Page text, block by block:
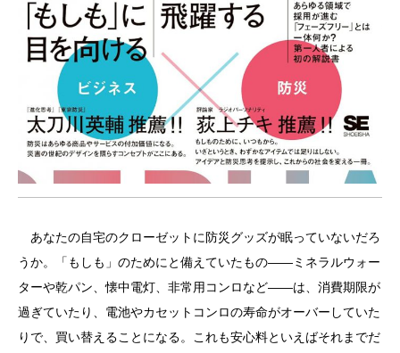
あなたの自宅のクローゼットに防災グッズが眠っていないだろ
うか。「もしも」のためにと備えていたもの――ミネラルウォー
ターや乾パン、懐中電灯、非常用コンロなど――は、消費期限が
過ぎていたり、電池やカセットコンロの寿命がオーバーしていた
りで、買い替えることになる。これも安心料といえばそれまでだ